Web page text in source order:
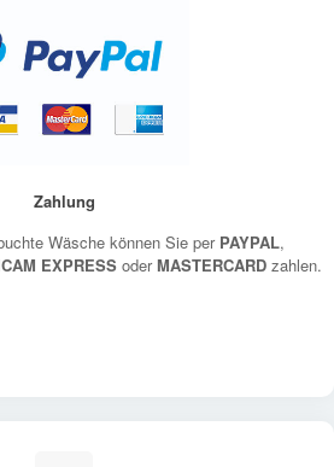
Zahlung
Wäsche können Sie per PAYPAL,
EXPRESS oderMASTERCARD zahlen.